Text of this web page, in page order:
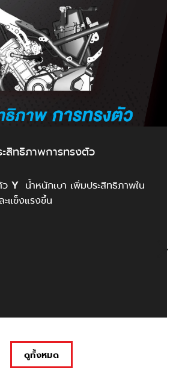
ดูทั้งหมด
สิทธิภาพการทรงตัว
ว Y น้ำหนักเบา เพิ่มประสิทธิภาพใน
แข็งแรงขึ้น